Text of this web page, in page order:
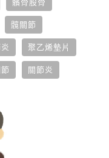
髕骨股骨
髖關節
聚乙烯墊片
關節炎